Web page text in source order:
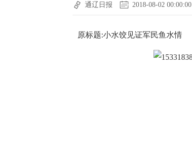
通辽日报 2018-08-02 00:00:00
原标题:小水饺见证军民鱼水情